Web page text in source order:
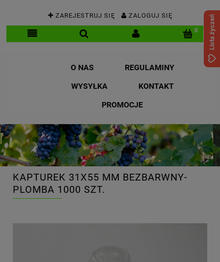
ZAREJESTRUJ SIĘ ZALOGUJ SIĘ
O NAS
REGULAMINY
WYSYŁKA
KONTAKT
PROMOCJE
KAPTUREK 31X55 MM BEZBARWNY-
PLOMBA 1000 SZT.
Lista życzeń